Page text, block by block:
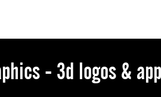
- 3d logos &